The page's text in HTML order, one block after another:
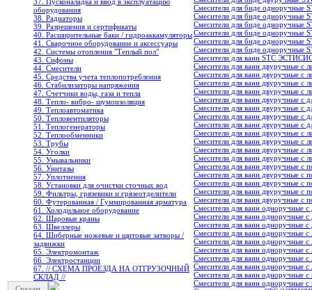
оборудования
38. Радиаторы
39. Разрешения и сертификаты
40. Расширительные баки / гидроаккамуляторы
41. Сварочное оборудование и аксессуары
42. Системы отопления "Теплый пол"
43. Сифоны
44. Смесители
45. Средства учета теплопотребления
46. Стабилизаторы напряжения
47. Счетчики воды, газа и тепла
48. Тепло- вибро- шумоизоляция
49. Теплоавтоматика
50. Тепловентиляторы
51. Теплогенераторы
52. Теплообменники
53. Трубы
54. Уголки
55. Умывальники
56. Унитазы
57. Уплотнения
58. Установки для очистки сточных вод
59. Фильтры, грязевики и грязеотделители
60. Футерованная / Гуммированная арматура
61. Холодильное oборудование
62. Шаровые краны
63. Швеллеры
64. Шиберные ножевые и щитовые затворы /
задвижки
65. Электромонтаж
66. Электростанции
67. // СХЕМА ПРОЕЗДА НА ОТГРУЗОЧНЫЙ
СКЛАД //
Смесители для биде одноручные
Смесители для биде одноручные
Смесители для биде одноручные
Смесители для биде одноручные
Смесители для биде одноручные
Смесители для биде одноручные
Смесители для ванн STC ЭСТИСИ
Смесители для ванн двуручные c
Смесители для ванн двуручные c
Смесители для ванн двуручные c
Смесители для ванн двуручные c
Смесители для ванн двуручные с
Смесители для ванн двуручные с
Смесители для ванн двуручные с
Смесители для ванн двуручные с
Смесители для ванн двуручные с
Смесители для ванн двуручные с
Смесители для ванн двуручные с
Смесители для ванн двуручные с
Смесители для ванн двуручные с
Смесители для ванн двуручные с
Смесители для ванн двуручные с
Смесители для ванн двуручные с
Смесители для ванн двуручные с
Смесители для ванн одноручные
Смесители для ванн одноручные
Смесители для ванн одноручные
Смесители для ванн одноручные
Смесители для ванн одноручные
Смесители для ванн одноручные
Смесители для ванн одноручные
Смесители для ванн одноручные
Смесители для ванн одноручные
Смесители для ванн одноручные